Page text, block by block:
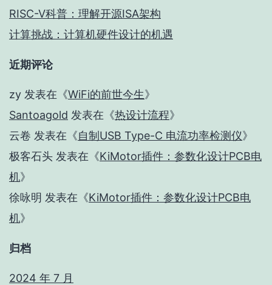
RISC-V科普：理解开源ISA架构
计算挑战：计算机硬件设计的机遇
近期评论
zy 发表在《WiFi的前世今生》
Santoagold 发表在《热设计流程》
云卷 发表在《自制USB Type-C 电流功率检测仪》
极客石头 发表在《KiMotor插件：参数化设计PCB电
机》
徐咏明 发表在《KiMotor插件：参数化设计PCB电
机》
归档
2024 年 7 月